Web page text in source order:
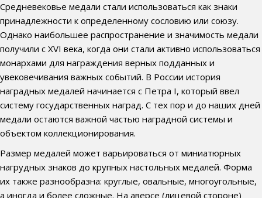
Средневековье медали стали использоваться как знаки
принадлежности к определенному сословию или союзу.
Однако наибольшее распространение и значимость медали
получили с XVI века, когда они стали активно использоваться
монархами для награждения верных подданных и
увековечивания важных событий. В России история
наградных медалей начинается с Петра I, который ввел
систему государственных наград. С тех пор и до наших дней
медали остаются важной частью наградной системы и
объектом коллекционирования.
Размер медалей может варьироваться от миниатюрных
нагрудных знаков до крупных настольных медалей. Форма
их также разнообразна: круглые, овальные, многоугольные,
а иногда и более сложные. На аверсе (лицевой стороне)